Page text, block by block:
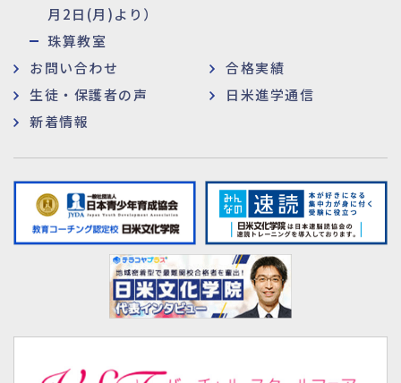
月2日(月)より）
珠算教室
お問い合わせ
合格実績
生徒・保護者の声
日米進学通信
新着情報